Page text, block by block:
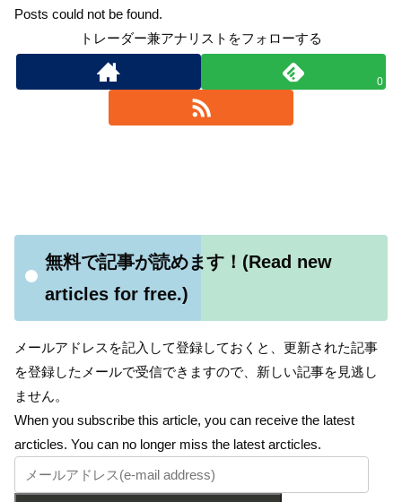
Posts could not be found.
トレーダー兼アナリストをフォローする
0
無料で記事が読めます！(Read new
articles for free.)
メールアドレスを記入して登録しておくと、更新された記事
を登録したメールで受信できますので、新しい記事を見逃し
ません。
When you subscribe this article, you can receive the latest
arcticles. You can no longer miss the latest arcticles.